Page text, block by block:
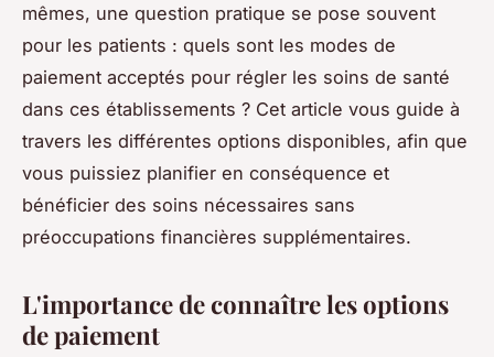
mêmes, une question pratique se pose souvent
pour les patients : quels sont les modes de
paiement acceptés pour régler les soins de santé
dans ces établissements ? Cet article vous guide à
travers les différentes options disponibles, afin que
vous puissiez planifier en conséquence et
bénéficier des soins nécessaires sans
préoccupations financières supplémentaires.
L'importance de connaître les options
de paiement